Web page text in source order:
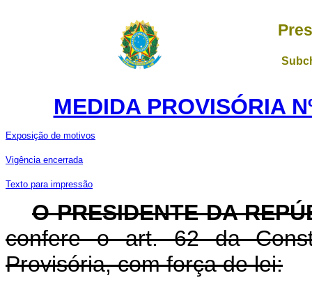
MEDIDA PROVISÓRIA
Exposição de motivos
Vigência encerrada
Texto para impressão
O PRESIDENTE DA
confere o art. 62 da
Provisória, com força de lei: